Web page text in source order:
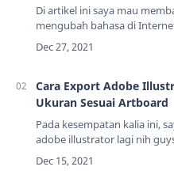
Di artikel ini saya mau
mengubah bahasa di
manager. Jika kalian habis
Download Manager di
Cara Export Adobe
Ukuran Sesuai Artboard
Pada kesempatan kalia ini,
adobe illustrator lagi nih
judul postingan ini, Cara
Agar Ukuran Sesuai